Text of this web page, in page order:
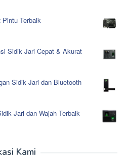
Terbaik
Sidik Jari Cepat & Akurat
Sidik Jari dan Bluetooth
Jari dan Wajah Terbaik
Kami